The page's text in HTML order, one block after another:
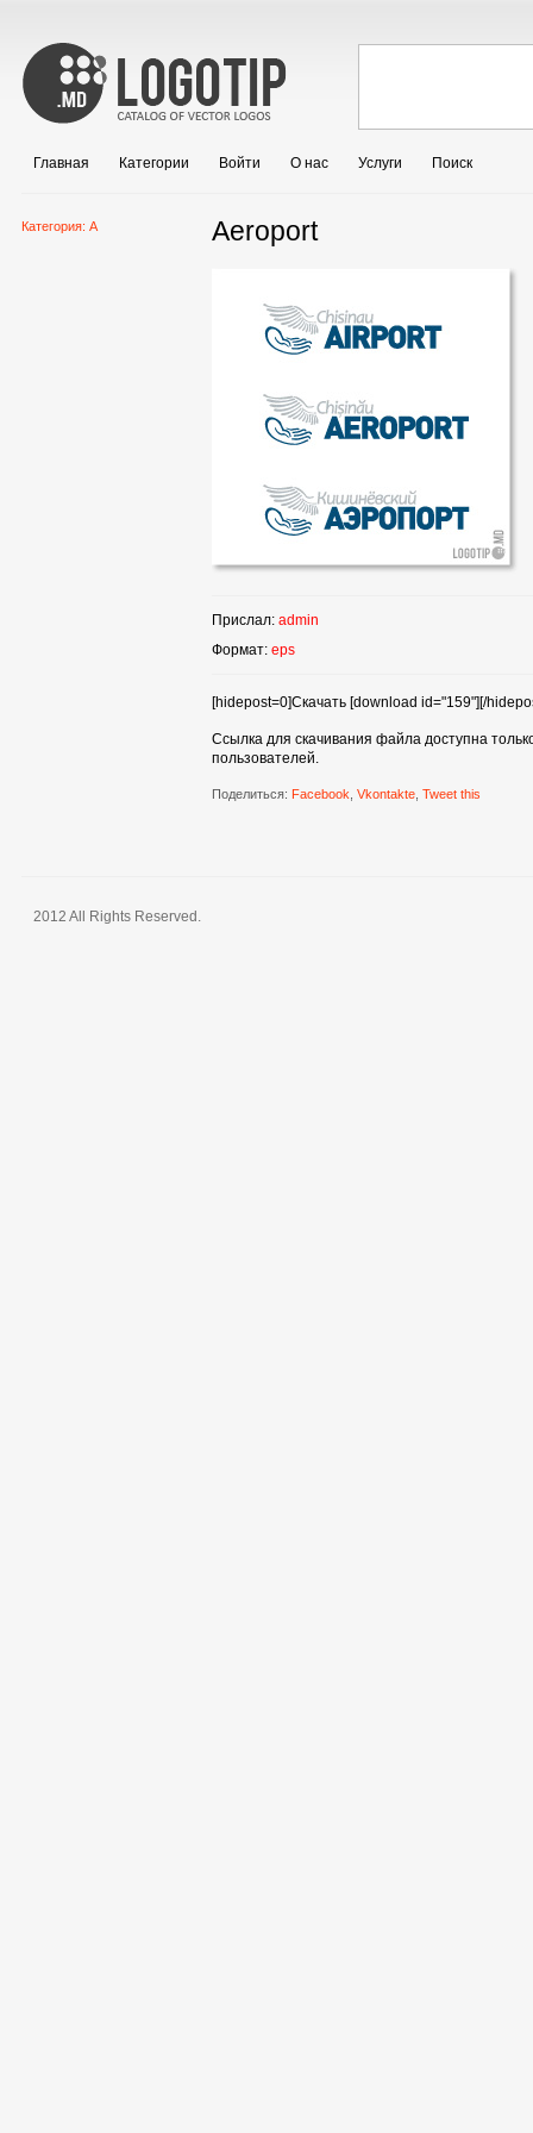
Главная Категории Войти О нас Услуги Поиск
Категория: A Aeroport
Прислал: admin
Формат: eps
[hidepost=0]Скачать [download id="159"][/
Ссылка для скачивания файла доступна
пользователей.
Поделиться: Facebook Vkontakte, Tweet this
2012 All Rights Reserved.